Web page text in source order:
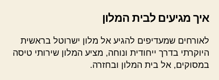
איך מגיעים לבית המלון
לאורחים שמעדיפים להגיע אל מלון ישרוטל בראשית
היוקרתי בדרך ייחודית ונוחה, מציע המלון שירותי טיסה
במסוקים, אל בית המלון ובחזרה.